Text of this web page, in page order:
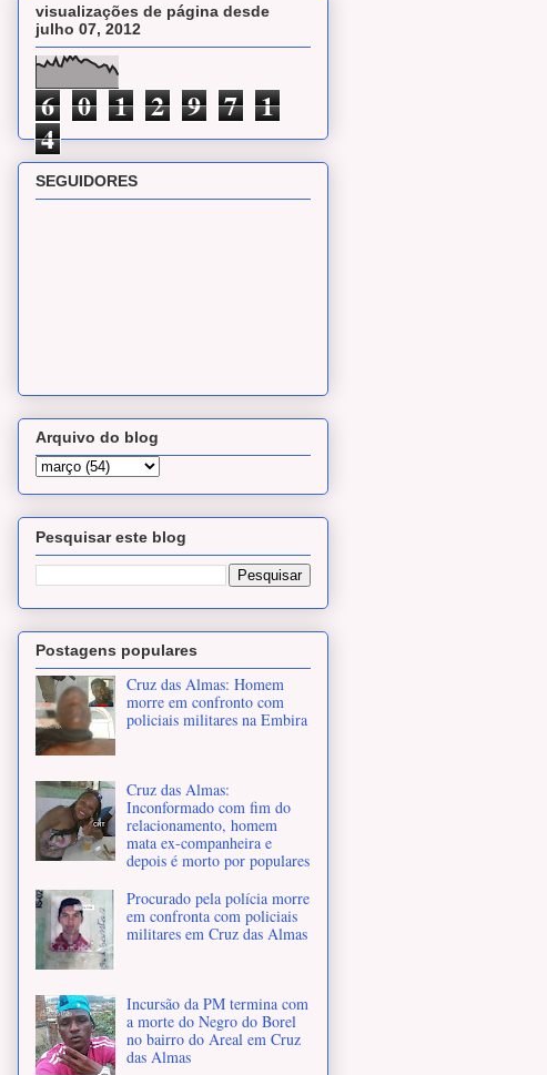
visualizações de página desde
julho 07, 2012
6 0 1 2 9 7 1
4
SEGUIDORES
Arquivo do blog
Pesquisar este blog
Postagens populares
Cruz das Almas: Homem
morre em confronto com
policiais militares na Embira
Cruz das Almas:
Inconformado com fim do
relacionamento, homem
mata ex-companheira e
depois é morto por populares
Procurado pela polícia morre
em confronta com policiais
militares em Cruz das Almas
Incursão da PM termina com
a morte do Negro do Borel
no bairro do Areal em Cruz
das Almas